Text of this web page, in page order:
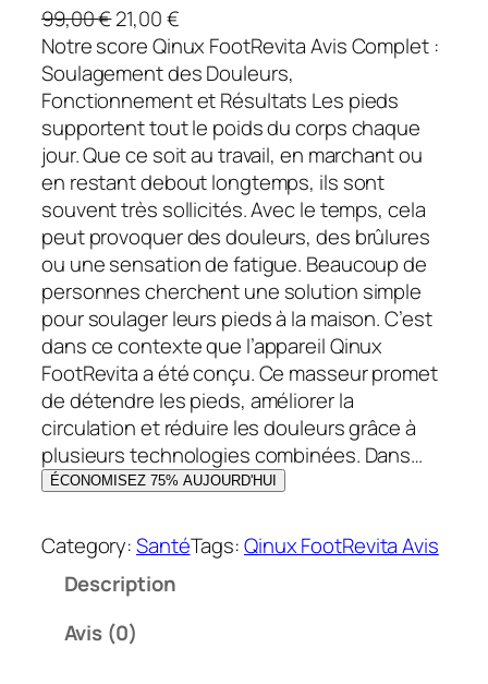
99,00€L
e
p
r
i
x
i
n
i
t
i
a
l
é
t
a
i
t
:
9
9
,
0
21,00€L
e
p
r
i
x
a
c
t
u
e
l
e
s
t
:
2
,
0
Notre score Qinux FootRevita Avis Complet :
Soulagement des Douleurs,
Fonctionnement et Résultats Les pieds
supportent tout le poids du corps chaque
jour. Que ce soit au travail, en marchant ou
en restant debout longtemps, ils sont
souvent très sollicités. Avec le temps, cela
peut provoquer des douleurs, des brûlures
ou une sensation de fatigue. Beaucoup de
personnes cherchent une solution simple
pour soulager leurs pieds à la maison. C’est
dans ce contexte que l’appareil Qinux
FootRevita a été conçu. Ce masseur promet
de détendre les pieds, améliorer la
circulation et réduire les douleurs grâce à
plusieurs technologies combinées. Dans…
ÉCONOMISEZ 75% AUJOURD'HUI
Category:SantéTags:Qinux FootRevita Avis
Description
Avis (0)